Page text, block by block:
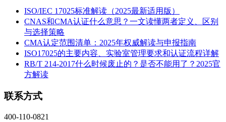
ISO/IEC 17025标准解读（2025最新适用版）
CNAS和CMA认证什么意思？一文读懂两者定义、区别
与选择策略
CMA认定范围清单：2025年权威解读与申报指南
ISO17025的主要内容、实验室管理要求和认证流程详解
RB/T 214-2017什么时候废止的？是否不能用了？2025官
方解读
联系方式
400-110-0821